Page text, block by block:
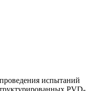
испытаний
PVD-